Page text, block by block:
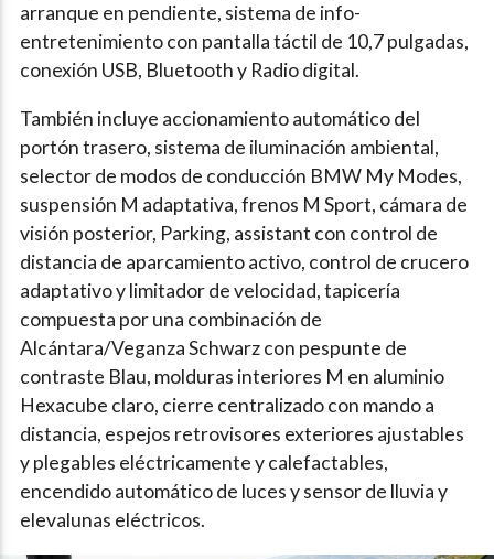
arranque en pendiente, sistema de info-
entretenimiento con pantalla táctil de 10,7 pulgadas,
conexión USB, Bluetooth y Radio digital.
También incluye accionamiento automático del
portón trasero, sistema de iluminación ambiental,
selector de modos de conducción BMW My Modes,
suspensión M adaptativa, frenos M Sport, cámara de
visión posterior, Parking, assistant con control de
distancia de aparcamiento activo, control de crucero
adaptativo y limitador de velocidad, tapicería
compuesta por una combinación de
Alcántara/Veganza Schwarz con pespunte de
contraste Blau, molduras interiores M en aluminio
Hexacube claro, cierre centralizado con mando a
distancia, espejos retrovisores exteriores ajustables
y plegables eléctricamente y calefactables,
encendido automático de luces y sensor de lluvia y
elevalunas eléctricos.